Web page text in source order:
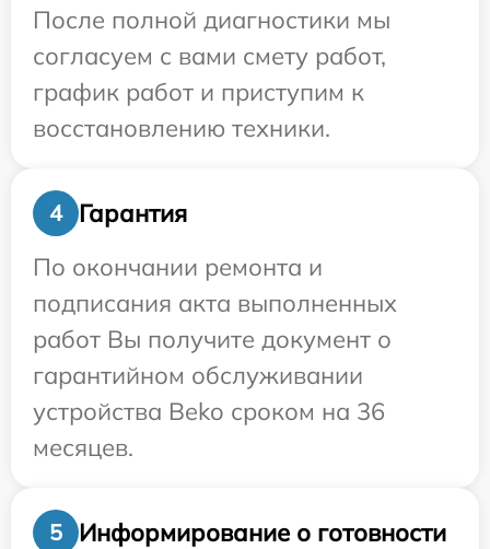
После полной диагностики мы
согласуем с вами смету работ,
график работ и приступим к
восстановлению техники.
4
Гарантия
По окончании ремонта и
подписания акта выполненных
работ Вы получите документ о
гарантийном обслуживании
устройства Beko сроком на 36
месяцев.
5
Информирование о готовности